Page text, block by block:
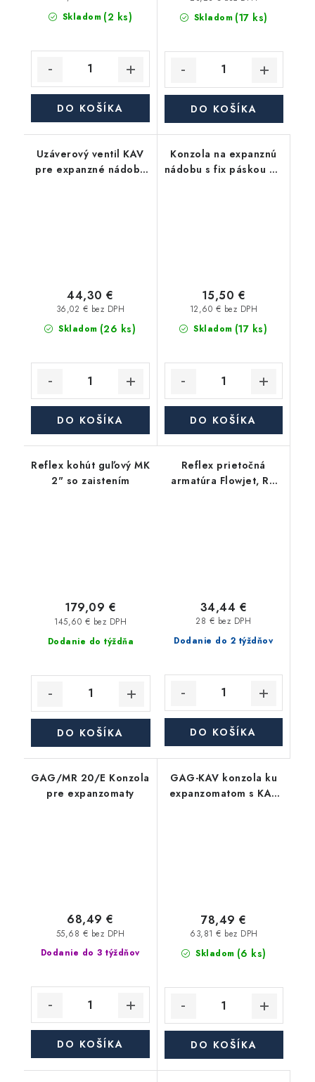
Skladom (2 ks)
DO KOŠÍKA
Skladom (17 ks)
DO KOŠÍKA
Uzáverový ventil KAV
pre expanzné nádoby
Skladom (26 ks)
36,02 € bez DPH
44,30 €
DO KOŠÍKA
Konzola na expanznú
nádobu s fix páskou do
Skladom (17 ks)
12,60 € bez DPH
15,50 €
DO KOŠÍKA
Reflex kohút guľový MK
2" so zaistením
Dodanie do týždňa
145,60 € bez DPH
179,09 €
DO KOŠÍKA
Reflex prietočná
armatúra Flowjet, Rp
Dodanie do 2 týždňov
28 € bez DPH
34,44 €
DO KOŠÍKA
GAG/MR 20/E Konzola
pre expanzomaty
Dodanie do 3 týždňov
55,68 € bez DPH
68,49 €
DO KOŠÍKA
GAG-KAV konzola ku
expanzomatom s KAV
Skladom (6 ks)
63,81 € bez DPH
78,49 €
DO KOŠÍKA